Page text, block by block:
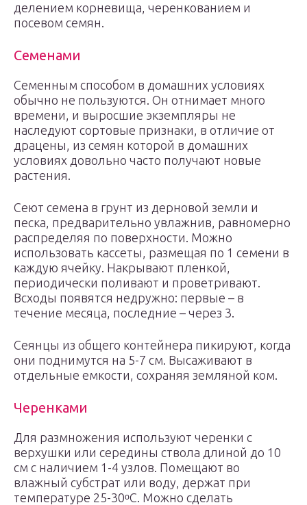
делением корневища, черенкованием и
посевом семян.
Семенами
Семенным способом в домашних условиях
обычно не пользуются. Он отнимает много
времени, и выросшие экземпляры не
наследуют сортовые признаки, в отличие от
драцены, из семян которой в домашних
условиях довольно часто получают новые
растения.
Сеют семена в грунт из дерновой земли и
песка, предварительно увлажнив, равномерно
распределяя по поверхности. Можно
использовать кассеты, размещая по 1 семени в
каждую ячейку. Накрывают пленкой,
периодически поливают и проветривают.
Всходы появятся недружно: первые – в
течение месяца, последние – через 3.
Сеянцы из общего контейнера пикируют, когда
они поднимутся на 5-7 см. Высаживают в
отдельные емкости, сохраняя земляной ком.
Черенками
Для размножения используют черенки с
верхушки или середины ствола длиной до 10
см с наличием 1-4 узлов. Помещают во
влажный субстрат или воду, держат при
температуре 25-30ᵒС. Можно сделать